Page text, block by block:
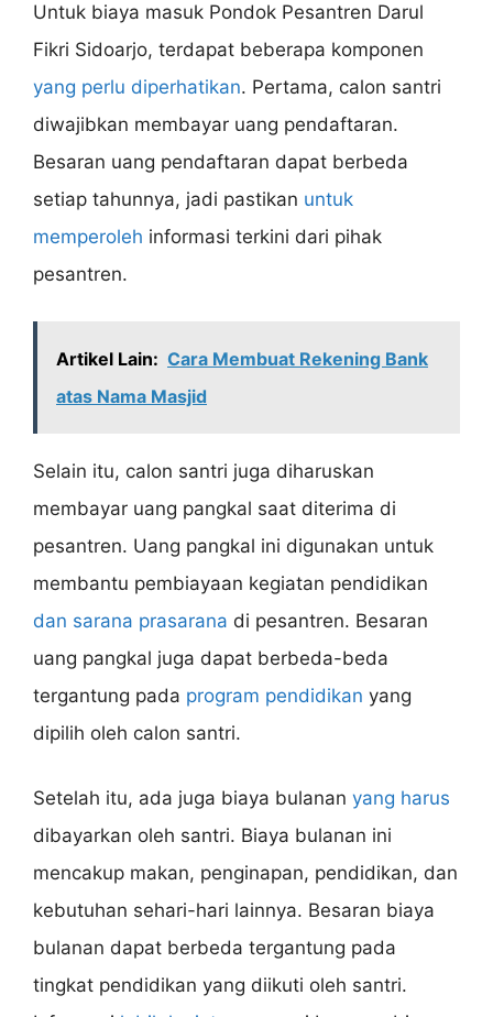
Untuk biaya masuk Pondok Pesantren Darul
Fikri Sidoarjo, terdapat beberapa komponen
yang perlu diperhatikan. Pertama, calon santri
diwajibkan membayar uang pendaftaran.
Besaran uang pendaftaran dapat berbeda
setiap tahunnya, jadi pastikan untuk
memperoleh informasi terkini dari pihak
pesantren.
Artikel Lain: Cara Membuat Rekening Bank
atas Nama Masjid
Selain itu, calon santri juga diharuskan
membayar uang pangkal saat diterima di
pesantren. Uang pangkal ini digunakan untuk
membantu pembiayaan kegiatan pendidikan
dan sarana prasarana di pesantren. Besaran
uang pangkal juga dapat berbeda-beda
tergantung pada program pendidikan yang
dipilih oleh calon santri.
Setelah itu, ada juga biaya bulanan yang harus
dibayarkan oleh santri. Biaya bulanan ini
mencakup makan, penginapan, pendidikan, dan
kebutuhan sehari-hari lainnya. Besaran biaya
bulanan dapat berbeda tergantung pada
tingkat pendidikan yang diikuti oleh santri.